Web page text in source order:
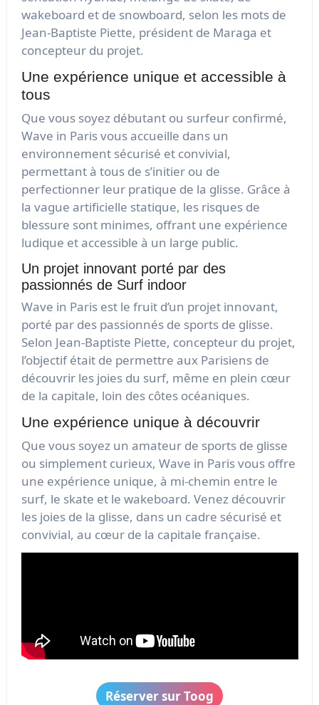
wakeboard et de snowboard, selon les mots de
Jean-Baptiste Piette, président de Maraga et
concepteur du projet.
Une expérience unique et accessible à
tous
Que vous soyez débutant ou surfeur confirmé,
Wave in Paris vous accueille dans un
environnement sécurisé et convivial,
permettant à tous de s’initier ou de
perfectionner leur pratique de la glisse. Grâce à
la vague artificielle statique, les risques de
blessure sont minimes, offrant une expérience
ludique et accessible à un large public.
Un projet innovant porté par des
passionnés de Surf indoor
Wave in Paris est le fruit d’un projet innovant,
porté par des passionnés de sports de glisse.
Selon Jean-Baptiste Piette, concepteur du projet,
l’objectif était de permettre aux Parisiens de
découvrir les joies du surf, même en plein cœur
de la capitale, loin des côtes océaniques.
Une expérience unique à découvrir
Que vous soyez un amateur de sports de glisse
ou simplement curieux, Wave in Paris vous offre
une expérience unique, à mi-chemin entre le
surf, le skate et le wakeboard. Venez découvrir
les joies de la glisse, dans un cadre sécurisé et
convivial, au cœur de la capitale française.
Réserver sur Toog